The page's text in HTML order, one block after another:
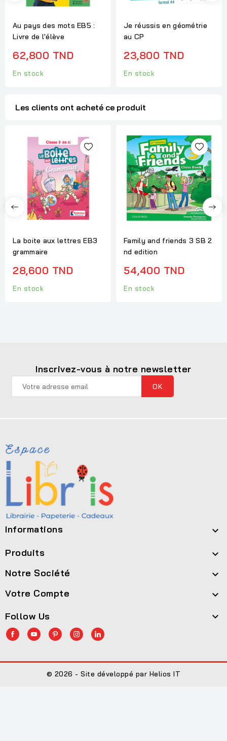
Au pays des mots EB5 :
Livre de l'élève
62,800 TND
En stock
Je réussis en géométrie
au CP
23,800 TND
En stock
Les clients ont acheté ce produit
La boite aux lettres EB3
grammaire
28,600 TND
En stock
Family and friends 3 SB 2
nd edition
54,400 TND
En stock
Inscrivez-vous à notre newsletter
Informations 
Produits 
Notre Société 
Votre Compte 
Follow Us 
© 2026 - Site développé par Helios IT